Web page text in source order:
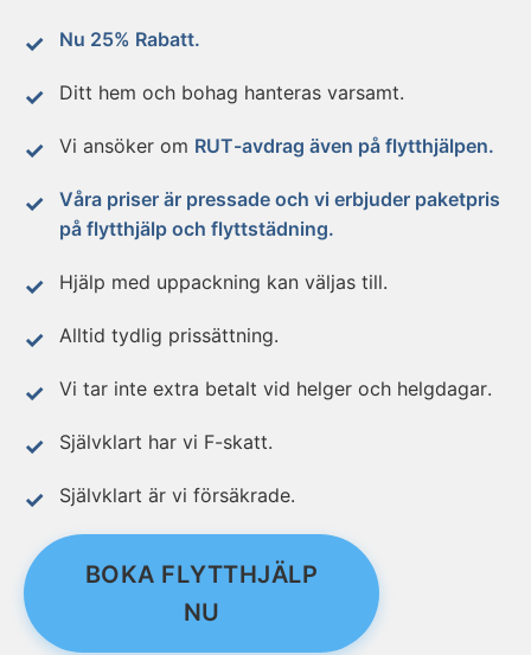
Nu 25% Rabatt.
Ditt hem och bohag hanteras varsamt.
Vi ansöker om RUT-avdrag även på flytthjälpen.
Våra priser är pressade och vi erbjuder paketpris
på flytthjälp och flyttstädning.
Hjälp med uppackning kan väljas till.
Alltid tydlig prissättning.
Vi tar inte extra betalt vid helger och helgdagar.
Självklart har vi F-skatt.
Självklart är vi försäkrade.
BOKA FLYTTHJÄLP
NU